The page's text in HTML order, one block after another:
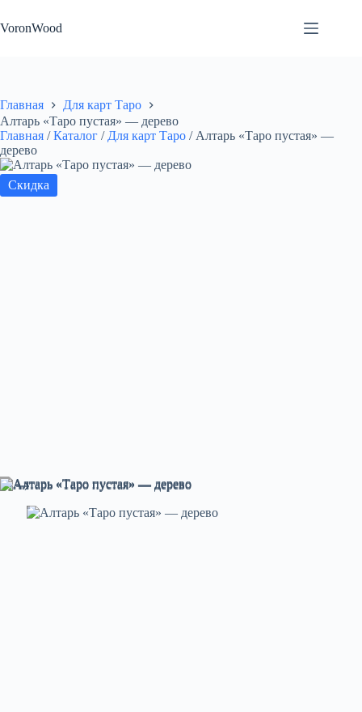
к
сути
VoronWood
Главная
Для карт Таро
Алтарь «Таро пустая» — дерево
Главная / Каталог / Для карт Таро / Алтарь «Таро пустая» —
дерево
Скидка